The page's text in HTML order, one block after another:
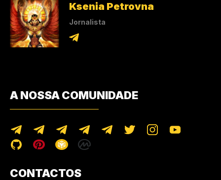
Ksenia Petrovna
Jornalista
A NOSSA COMUNIDADE
CONTACTOS